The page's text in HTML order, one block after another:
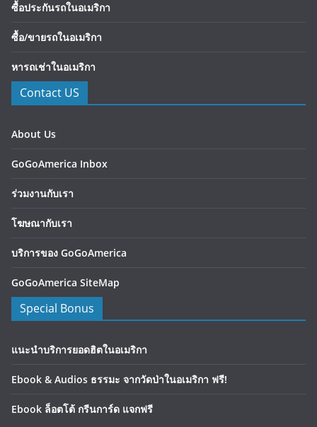
ซื้อประกันรถในอเมริกา
ซื้อ/ขายรถในอเมริกา
หารถเช่าในอเมริกา
Contact US
About Us
GoGoAmerica Inbox
ร่วมงานกับเรา
โฆษณากับเรา
บริการของ GoGoAmerica
GoGoAmerica SiteMap
Special Bonus
แนะนำบริการยอดฮิตในอเมริกา
Ebook & Audios ธรรมะ จากวัดป่าในอเมริกา ฟรี!
Ebook ล็อตโต้ กรีนการ์ด แจกฟรี